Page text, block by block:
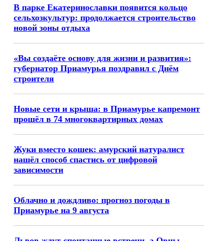
В парке Екатеринославки появится кольцо
сельхозкультур: продолжается строительство
новой зоны отдыха
«Вы создаёте основу для жизни и развития»:
губернатор Приамурья поздравил с Днём
строителя
Новые сети и крыша: в Приамурье капремонт
прошёл в 74 многоквартирных домах
Жуки вместо кошек: амурский натуралист
нашёл способ спастись от цифровой
зависимости
Облачно и дождливо: прогноз погоды в
Приамурье на 9 августа